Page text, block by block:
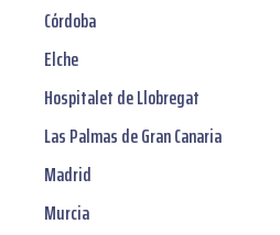
Córdoba
Elche
Hospitalet de Llobregat
Las Palmas de Gran Canaria
Madrid
Murcia